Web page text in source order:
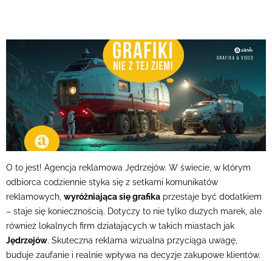
O to jest! Agencja reklamowa Jędrzejów. W świecie, w którym
odbiorca codziennie styka się z setkami komunikatów
reklamowych, wyróżniająca się grafika przestaje być dodatkiem
– staje się koniecznością. Dotyczy to nie tylko dużych marek, ale
również lokalnych firm działających w takich miastach jak
Jędrzejów. Skuteczna reklama wizualna przyciąga uwagę,
buduje zaufanie i realnie wpływa na decyzje zakupowe klientów.